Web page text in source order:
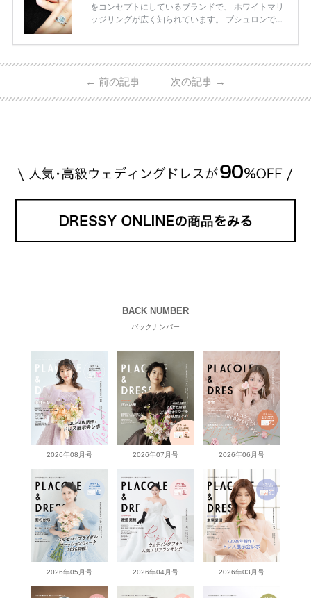
をコンセプトにしているブランドで、 ホワイトマリ
ッジリングが広く知られています。 ブシュロンで特
ング」は、 小栗さんと山田さんが結婚指輪に選ばれ
なので、 とても人気となっているのです。 その相場
は、10～30万円ほどとなっています。 小栗旬さん・
← 前の記事 次の記事 →
BACK NUMBER
バックナンバー
2026年08月号 2026年07月号 2026年06月号
2026年05月号 2026年04月号 2026年03月号